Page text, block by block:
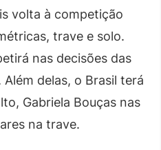
volta à competição
trave e solo.
nas decisões das
delas, o Brasil terá
Gabriela Bouças nas
na trave.